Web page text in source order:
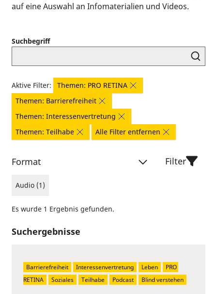
auf eine Auswahl an Infomaterialien und Videos.
Suchbegriff
Aktive Filter:
Themen: PRO RETINA
Themen: Barrierefreiheit
Themen: Interessenvertretung
Themen: Teilhabe
Alle Filter entfernen
Format
Audio (1)
Filter
Es wurde 1 Ergebnis gefunden.
Suchergebnisse
Barrierefreiheit Interessenvertretung Leben
PRO
RETINA
Soziales Teilhabe Podcast Blind verstehen